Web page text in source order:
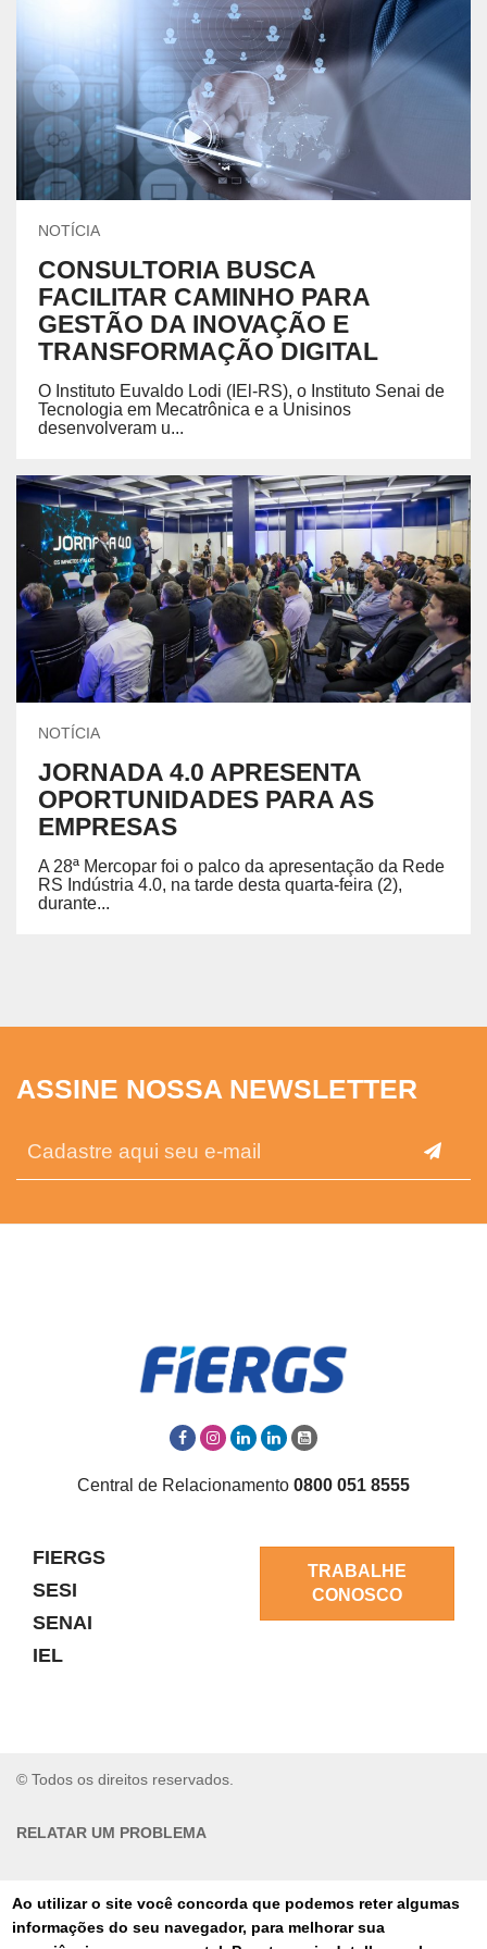
Ao utilizar o site você concorda que podemos reter algumas
informações do seu navegador, para melhorar sua
NOTÍCIA
CONSULTORIA BUSCA
FACILITAR CAMINHO PARA
GESTÃO DA INOVAÇÃO E
TRANSFORMAÇÃO DIGITAL
O Instituto Euvaldo Lodi (IEl-RS), o Instituto Senai de
Tecnologia em Mecatrônica e a Unisinos
desenvolveram u...
NOTÍCIA
JORNADA 4.0 APRESENTA
OPORTUNIDADES PARA AS
EMPRESAS
A 28ª Mercopar foi o palco da apresentação da Rede
RS Indústria 4.0, na tarde desta quarta-feira (2),
durante...
ASSINE NOSSA NEWSLETTER
Central de Relacionamento 0800 051 8555
FIERGS
SESI
SENAI
IEL
TRABALHE
CONOSCO
© Todos os direitos reservados.
RELATAR UM PROBLEMA
PORTAL DE COMPRAS